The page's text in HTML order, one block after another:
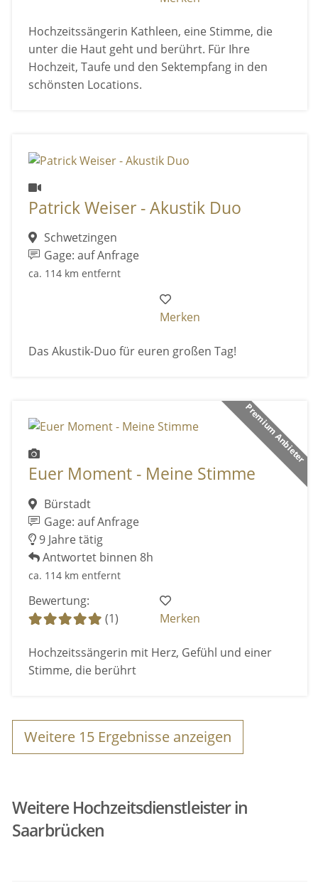
Hochzeitssängerin Kathleen, eine Stimme, die
unter die Haut geht und berührt. Für Ihre
Hochzeit, Taufe und den Sektempfang in den
schönsten Locations.
Patrick Weiser - Akustik Duo
Schwetzingen
Gage: auf Anfrage
ca. 114 km entfernt
Merken
Das Akustik-Duo für euren großen Tag!
Premium Anbieter
Euer Moment - Meine Stimme
Bürstadt
Gage: auf Anfrage
9 Jahre tätig
Antwortet binnen 8h
ca. 114 km entfernt
Bewertung:
(1)
Merken
Hochzeitssängerin mit Herz, Gefühl und einer
Stimme, die berührt
Weitere 15 Ergebnisse anzeigen
Weitere Hochzeitsdienstleister in
Saarbrücken